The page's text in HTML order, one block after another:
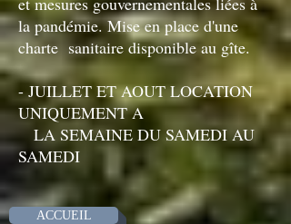
la pandémie. Mise en place d'une
charte sanitaire disponible au gîte.
- JUILLET ET AOUT LOCATION
UNIQUEMENT A
LA SEMAINE DU SAMEDI AU
SAMEDI
ACCUEIL